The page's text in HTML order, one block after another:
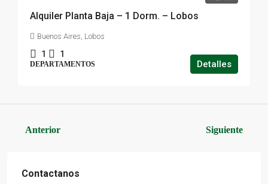
Alquiler Planta Baja – 1 Dorm. – Lobos
Buenos Aires, Lobos
1 1
DEPARTAMENTOS Detalles
Anterior Siguiente